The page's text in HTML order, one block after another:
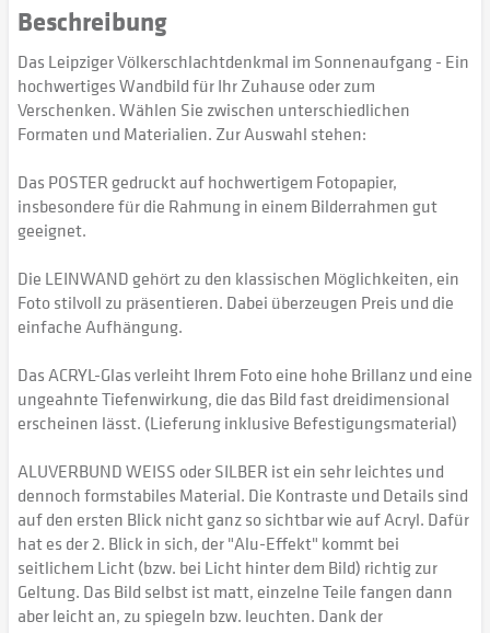
Beschreibung
Das Leipziger Völkerschlachtdenkmal im Sonnenaufgang - Ein
hochwertiges Wandbild für Ihr Zuhause oder zum
Verschenken. Wählen Sie zwischen unterschiedlichen
Formaten und Materialien. Zur Auswahl stehen:
Das POSTER gedruckt auf hochwertigem Fotopapier,
insbesondere für die Rahmung in einem Bilderrahmen gut
geeignet.
Die LEINWAND gehört zu den klassischen Möglichkeiten, ein
Foto stilvoll zu präsentieren. Dabei überzeugen Preis und die
einfache Aufhängung.
Das ACRYL-Glas verleiht Ihrem Foto eine hohe Brillanz und eine
ungeahnte Tiefenwirkung, die das Bild fast dreidimensional
erscheinen lässt. (Lieferung inklusive Befestigungsmaterial)
ALUVERBUND WEISS oder SILBER ist ein sehr leichtes und
dennoch formstabiles Material. Die Kontraste und Details sind
auf den ersten Blick nicht ganz so sichtbar wie auf Acryl. Dafür
hat es der 2. Blick in sich, der "Alu-Effekt" kommt bei
seitlichem Licht (bzw. bei Licht hinter dem Bild) richtig zur
Geltung. Das Bild selbst ist matt, einzelne Teile fangen dann
aber leicht an, zu spiegeln bzw. leuchten. Dank der